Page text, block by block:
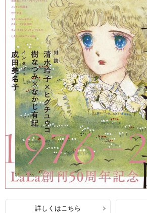
詳しくはこちら